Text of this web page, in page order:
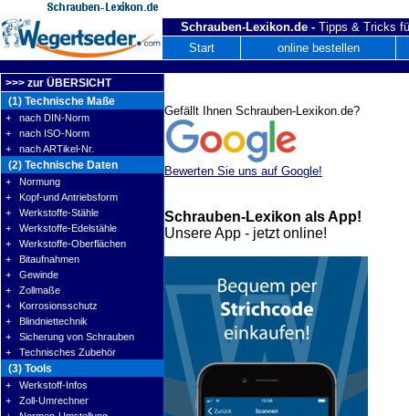
Schrauben-Lexikon.de - Tipps & Tricks
Start
online bestellen
>>> zur ÜBERSICHT
(1) Technische Maße
+ nach DIN-Norm
+ nach ISO-Norm
+ nach ARTikel-Nr.
(2) Technische Daten
+ Normung
+ Kopf-und Antriebsform
+ Werkstoffe-Stähle
+ Werkstoffe-Edelstähle
+ Werkstoffe-Oberflächen
+ Bitaufnahmen
+ Gewinde
+ Zollmaße
+ Korrosionsschutz
+ Blindniettechnik
+ Sicherung von Schrauben
+ Technisches Zubehör
(3) Tools
+ Werkstoff-Infos
+ Zoll-Umrechner
Gefällt Ihnen Schrauben-Lexikon.de?
Bewerten Sie uns auf Google!
Schrauben-Lexikon als App!
Unsere App - jetzt online!